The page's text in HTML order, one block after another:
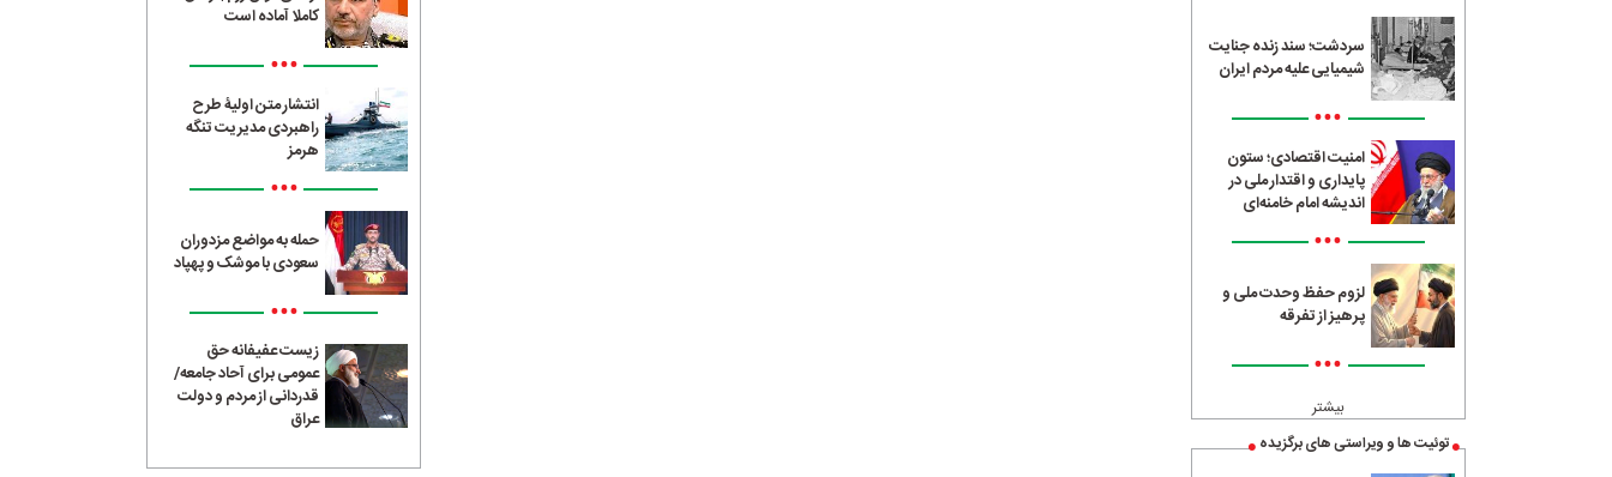
سردشت؛ سند زنده جنایت
شیمیایی علیه مردم ایران
•••
امنیت اقتصادی؛ ستون
پایداری و اقتدار ملی در
اندیشه امام خامنه‌ای
•••
لزوم حفظ وحدت ملی و
پرهیز از تفرقه
•••
بیشتر
توئیت ها و ویراستی های برگزیده
کاملا آماده است
•••
انتشار متن اولیۀ طرح
راهبردی مدیریت تنگه
هرمز
•••
حمله به مواضع مزدوران
سعودی با موشک و پهپاد
•••
زیست عفیفانه حق
عمومی برای آحاد جامعه/
قدردانی از مردم و دولت
عراق